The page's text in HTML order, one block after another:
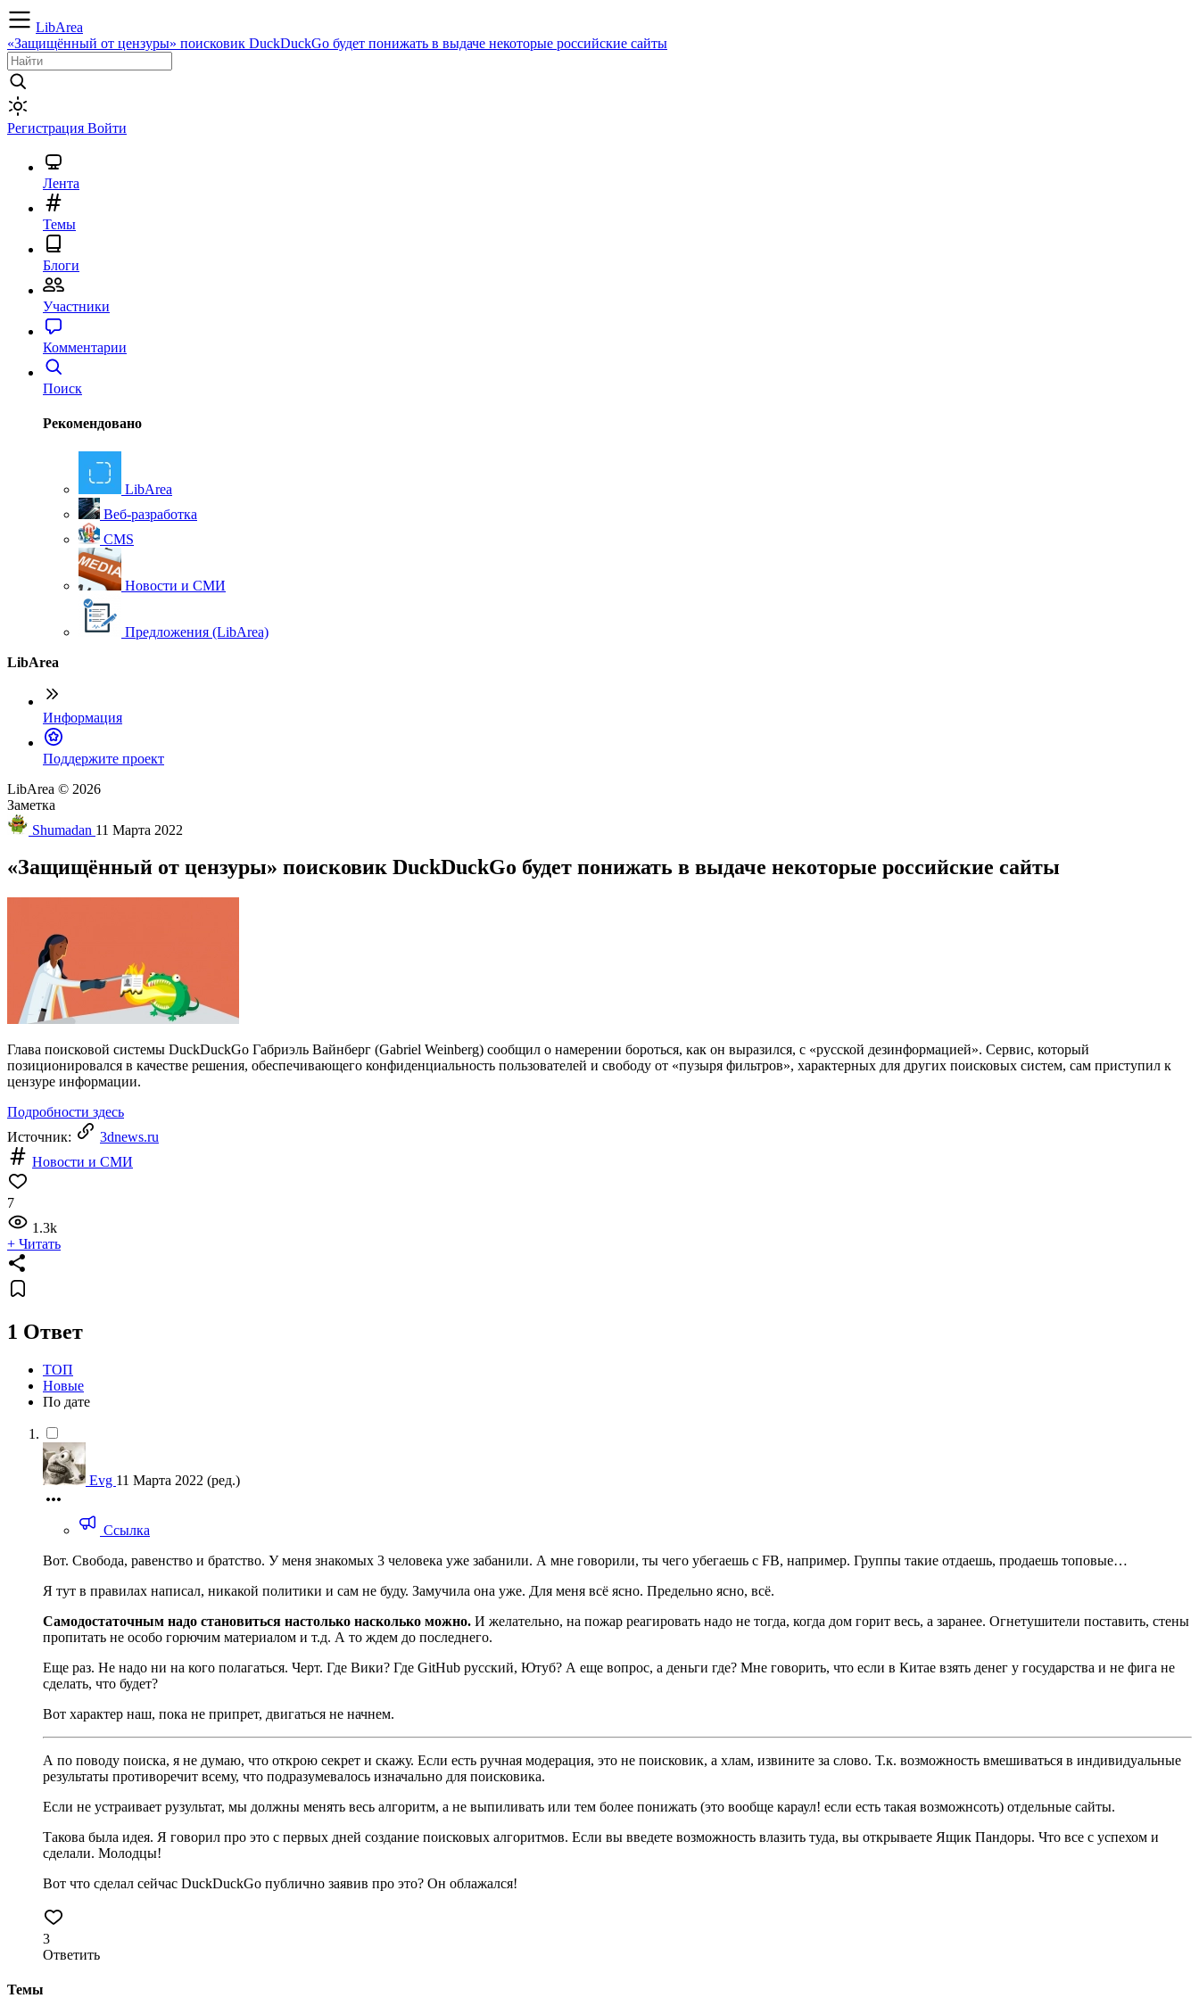
LibArea
«Защищённый от цензуры» поисковик DuckDuckGo будет понижать в выдаче некоторые российские сайты
Регистрация Войти
Лента
Темы
Блоги
Участники
Комментарии
Поиск
Рекомендовано
LibArea
Веб-разработка
CMS
Новости и СМИ
Предложения (LibArea)
LibArea
Информация
Поддержите проект
LibArea © 2026
Заметка
Shumadan 11 Марта 2022
«Защищённый от цензуры» поисковик DuckDuckGo будет понижать в выдаче некоторые российские сайты
Глава поисковой системы DuckDuckGo Габриэль Вайнберг (Gabriel Weinberg) сообщил о намерении бороться, как он выразился, с «русской дезинформацией». Сервис, который
позиционировался в качестве решения, обеспечивающего конфиденциальность пользователей и свободу от «пузыря фильтров», характерных для других поисковых систем, сам приступил к
цензуре информации.
Подробности здесь
Источник:
3dnews.ru
Новости и СМИ
7
1.3k
+ Читать
1 Ответ
ТОП
Новые
По дате
Evg 11 Марта 2022 (ред.)
Ссылка
Вот. Свобода, равенство и братство. У меня знакомых 3 человека уже забанили. А мне говорили, ты чего убегаешь с FB, например. Группы такие отдаешь, продаешь топовые…
Я тут в правилах написал, никакой политики и сам не буду. Замучила она уже. Для меня всё ясно. Предельно ясно, всё.
Самодостаточным надо становиться настолько насколько можно. И желательно, на пожар реагировать надо не тогда, когда дом горит весь, а заранее. Огнетушители поставить, стены
пропитать не особо горючим материалом и т.д. А то ждем до последнего.
Еще раз. Не надо ни на кого полагаться. Черт. Где Вики? Где GitHub русский, Ютуб? А еще вопрос, а деньги где? Мне говорить, что если в Китае взять денег у государства и не фига не
сделать, что будет?
Вот характер наш, пока не припрет, двигаться не начнем.
А по поводу поиска, я не думаю, что открою секрет и скажу. Если есть ручная модерация, это не поисковик, а хлам, извините за слово. Т.к. возможность вмешиваться в индивидуальные
результаты противоречит всему, что подразумевалось изначально для поисковика.
Если не устраивает рузультат, мы должны менять весь алгоритм, а не выпиливать или тем более понижать (это вообще караул! если есть такая возможнсоть) отдельные сайты.
Такова была идея. Я говорил про это с первых дней создание поисковых алгоритмов. Если вы введете возможность влазить туда, вы открываете Ящик Пандоры. Что все с успехом и
сделали. Молодцы!
Вот что сделал сейчас DuckDuckGo публично заявив про это? Он облажался!
3
Ответить
Темы